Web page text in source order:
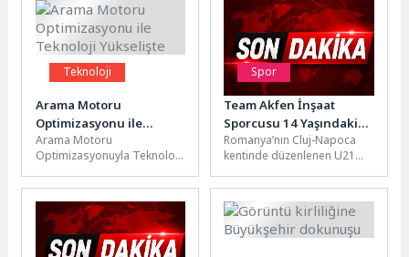
Teknoloji
Arama Motoru
Optimizasyonu ile
Teknoloji Yükselişte
Arama Motoru
Optimizasyonuyla Teknoloji
optimizasyonu (SEO), dijital
pazarlama stratejilerinde
önemli bir rol...
Spor
Team Akfen İnşaat
Sporcusu 14 Yaşındaki
Milli Masa Tenisçi
Görkem Öçal’dan U21
Avrupa Şampiyonası’nda
Romanya’nın Cluj-Napoca
kentinde düzenlenen U21
Şampiyonası’nda mücadele
eden 14 yaşındaki Görkem
Öçal, İtalyan...